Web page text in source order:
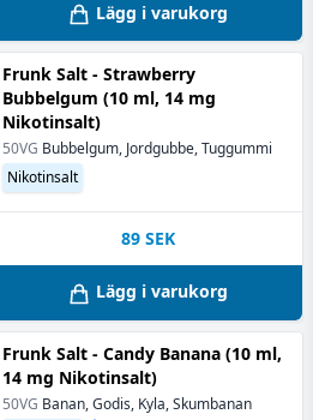
Lägg i varukorg
Frunk Salt - Strawberry
Bubbelgum (10 ml, 14 mg
Nikotinsalt)
50VG Bubbelgum, Jordgubbe, Tuggummi
Nikotinsalt
89 SEK
Lägg i varukorg
Frunk Salt - Candy Banana (10 ml,
14 mg Nikotinsalt)
50VG Banan, Godis, Kyla, Skumbanan